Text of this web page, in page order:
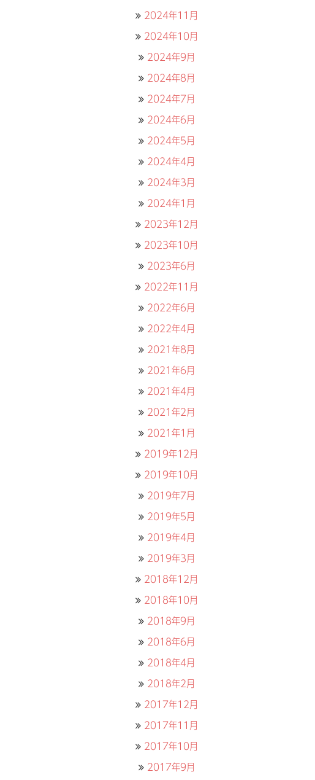
2024年11月
2024年10月
2024年9月
2024年8月
2024年7月
2024年6月
2024年5月
2024年4月
2024年3月
2024年1月
2023年12月
2023年10月
2023年6月
2022年11月
2022年6月
2022年4月
2021年8月
2021年6月
2021年4月
2021年2月
2021年1月
2019年12月
2019年10月
2019年7月
2019年5月
2019年4月
2019年3月
2018年12月
2018年10月
2018年9月
2018年6月
2018年4月
2018年2月
2017年12月
2017年11月
2017年10月
2017年9月